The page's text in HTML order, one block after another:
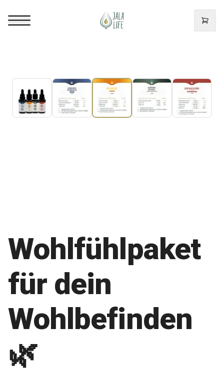
Wohlfühlpaket
für dein
Wohlbefinden
🌿